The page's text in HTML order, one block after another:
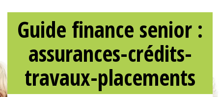
Guide finance senior :
assurances-crédits-
travaux-placements